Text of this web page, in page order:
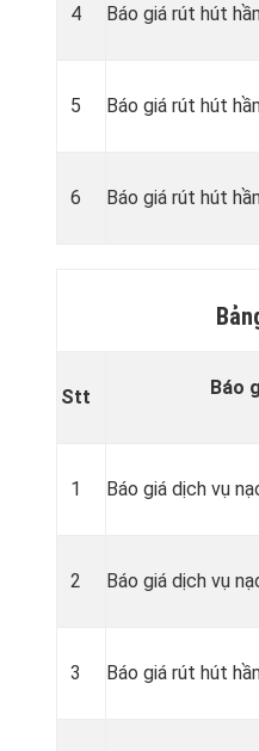
4 Báo giá rút hút
5 Báo giá rút hút
6 Báo giá rút hút
Stt Báo
1 Báo giá dịch vụ
2 Báo giá dịch vụ
3 Báo giá rút hút